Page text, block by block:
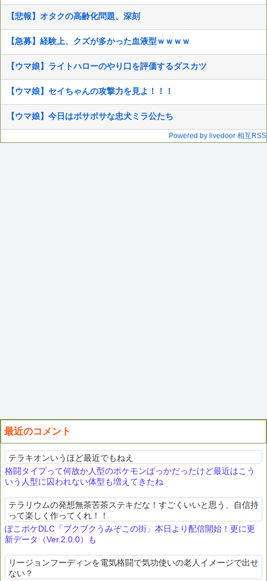
【悲報】オタクの高齢化問題、深刻
【急募】経験上、クズが多かった血液型ｗｗｗｗ
【ウマ娘】ライトハローのやり口を評価するダスカツ
【ウマ娘】セイちゃんの攻撃力を見よ！！！
【ウマ娘】今日はボサボサな忠犬ミラ公たち
Powered by livedoor 相互RSS
最近のコメント
テラキオンいうほど最近でもねえ
格闘タイプって何故か人型のポケモンばっかだったけど最近はこう
いう人型に囚われない体型も増えてきたね
テラリウムの発想無茶苦茶ステキだな！すごくいいと思う、自信持
って楽しく作ってくれ！！
ぽこポケDLC「ブクブクうみぞこの街」本日より配信開始！更に更
新データ（Ver.2.0.0）も
リージョンフーディンを電気格闘で気功使いの老人イメージで出せ
ない？